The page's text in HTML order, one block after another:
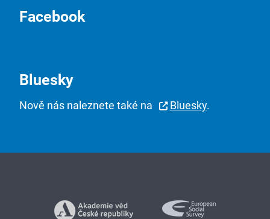
Facebook
Bluesky
Nově nás naleznete také na Bluesky.